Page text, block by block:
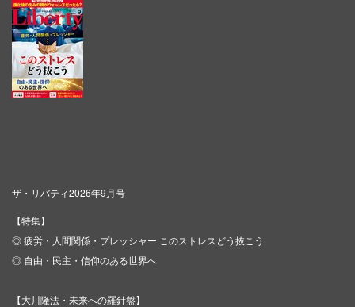
ザ・リバティ2026年9月号
【特集】
◎ 疲労・人間関係・プレッシャー このストレスどう抜こう
◎ 自由・民主・信仰のある世界へ
【大川隆法・未来への羅針盤】